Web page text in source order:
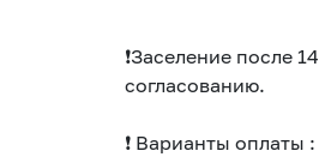
❗Заселение после
согласованию.
❗ Варианты оплаты